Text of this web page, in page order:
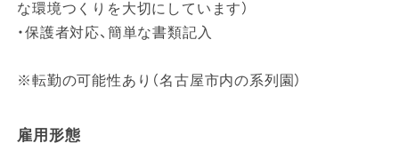
な環境つくりを大切にしています）
・保護者対応、簡単な書類記入
※転勤の可能性あり（名古屋市内の系列園）
雇用形態